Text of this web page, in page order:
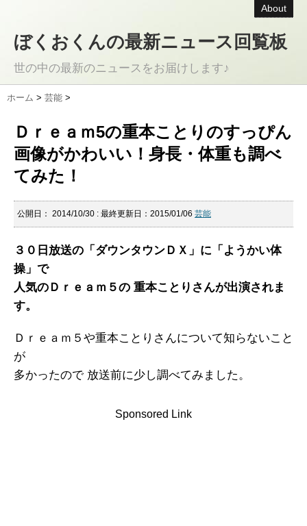
About
ぼくおくんの最新ニュース回覧板
世の中の最新のニュースをお届けします♪
ホーム > 芸能 >
Ｄｒｅａｍ5の重本ことりのすっぴん
画像がかわいい！身長・体重も調べ
てみた！
公開日： 2014/10/30 : 最終更新日：2015/01/06 芸能
３０日放送の「ダウンタウンＤＸ」に「ようかい体
操」で
人気のＤｒｅａｍ５の 重本ことりさんが出演されま
す。
Ｄｒｅａｍ５や重本ことりさんについて知らないこと
が
多かったので 放送前に少し調べてみました。
Sponsored Link